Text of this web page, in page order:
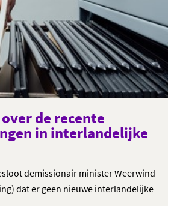
de recente
in interlandelijke
demissionair minister Weerwind
dat er geen nieuwe interlandelijke